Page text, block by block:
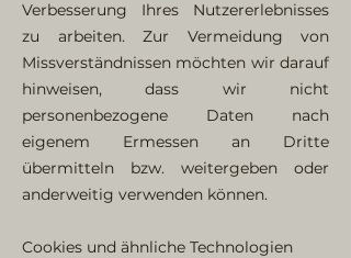
Verbesserung Ihres Nutzererlebnisses
zu arbeiten. Zur Vermeidung von
Missverständnissen möchten wir darauf
hinweisen, dass wir nicht
personenbezogene Daten nach
eigenem Ermessen an Dritte
übermitteln bzw. weitergeben oder
anderweitig verwenden können.
Cookies und ähnliche Technologien